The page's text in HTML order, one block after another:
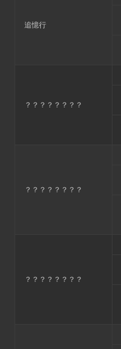
追憶行
？？？？？？？？
？？？？？？？？
？？？？？？？？